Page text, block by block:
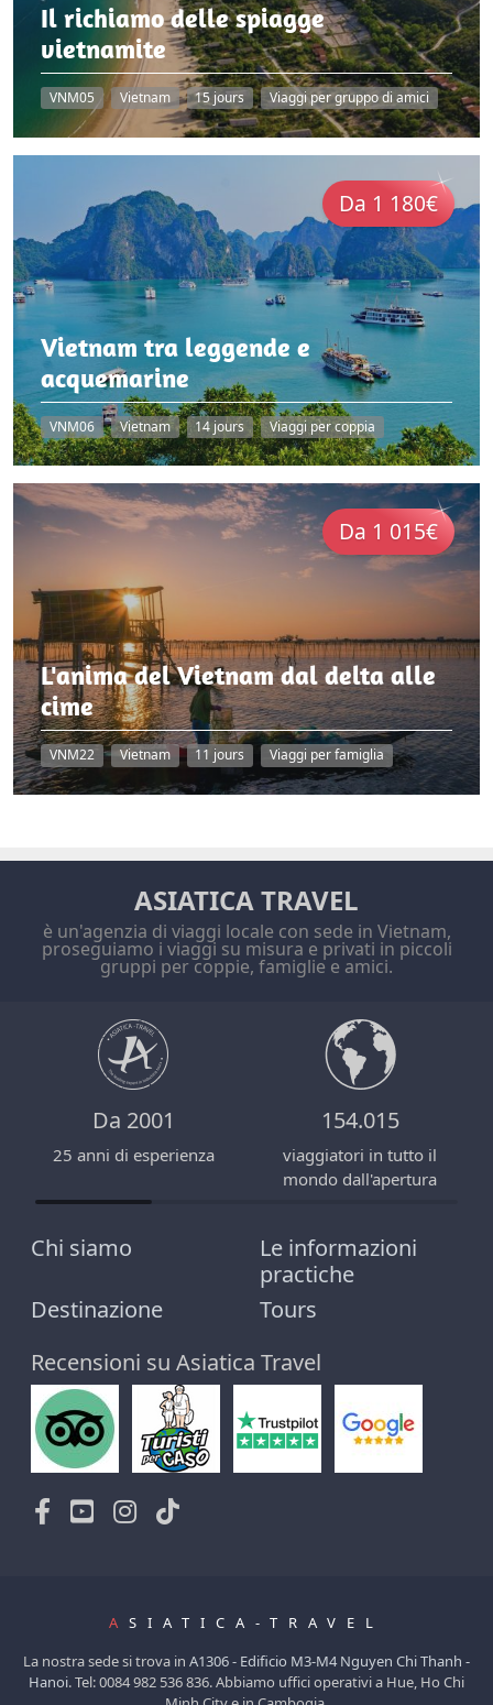
Il richiamo delle spiagge
vietnamite
VNM05 Vietnam 15 jours Viaggi per gruppo di amici
Da 1 180€
Vietnam tra leggende e
acquemarine
VNM06 Vietnam 14 jours Viaggi per coppia
Da 1 015€
L'anima del Vietnam dal delta alle
cime
VNM22 Vietnam 11 jours Viaggi per famiglia
ASIATICA TRAVEL
è un'agenzia di viaggi locale con sede in Vietnam,
proseguiamo i viaggi su misura e privati in piccoli
gruppi per coppie, famiglie e amici.
Da 2001
25 anni di esperienza
154.015
viaggiatori in tutto il
mondo dall'apertura
Chi siamo
Le informazioni
practiche
Destinazione
Tours
Recensioni su Asiatica Travel
A SIATICA-TRAVEL
La nostra sede si trova in A1306 - Edificio M3-M4 Nguyen Chi Thanh -
Hanoi. Tel: 0084 982 536 836. Abbiamo uffici operativi a Hue, Ho Chi